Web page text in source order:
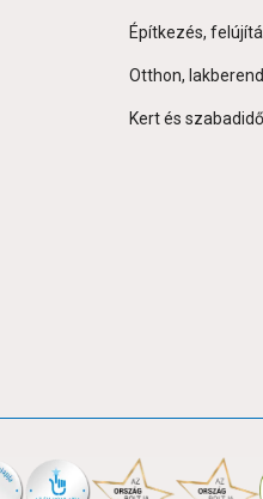
Építkezés,
Otthon,
Kert és szabadidő